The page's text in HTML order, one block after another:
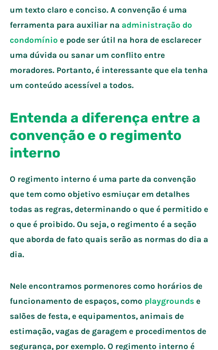
um texto claro e conciso. A convenção é uma
ferramenta para auxiliar na administração do
condomínio e pode ser útil na hora de esclarecer
uma dúvida ou sanar um conflito entre
moradores. Portanto, é interessante que ela tenha
um conteúdo acessível a todos.
Entenda a diferença entre a
convenção e o regimento
interno
O regimento interno é uma parte da convenção
que tem como objetivo esmiuçar em detalhes
todas as regras, determinando o que é permitido e
o que é proibido. Ou seja, o regimento é a seção
que aborda de fato quais serão as normas do dia a
dia.
Nele encontramos pormenores como horários de
funcionamento de espaços, como playgrounds e
salões de festa, e equipamentos, animais de
estimação, vagas de garagem e procedimentos de
segurança, por exemplo. ​O regimento interno é